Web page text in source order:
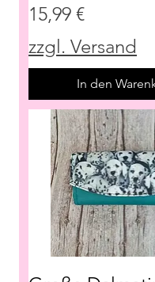
Preis
15,99 €
zzgl. Versand
In den